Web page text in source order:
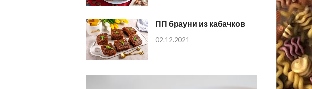
ПП брауни из кабачков
02.12.2021